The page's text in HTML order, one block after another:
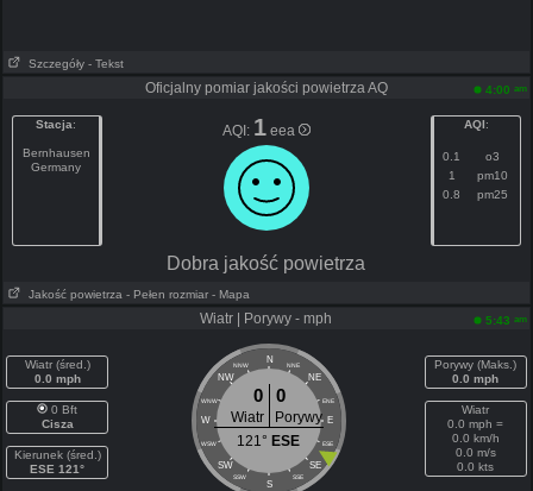
Szczegóły - Tekst
Oficjalny pomiar jakości powietrza AQ 4:00 am
Stacja:
Bernhausen
Germany
AQI: 1 eea AQI:
0.1
o3
1
pm10
0.8
pm25
Dobra jakość powietrza
Jakość powietrza - Pełen rozmiar - Mapa
Wiatr | Porywy - mph 5:43 am
Wiatr (śred.)
0.0 mph
0 Bft
Cisza
Kierunek (śred.)
ESE 121°
N
NNW NNE
NW NE
WNW ENE
W E
WSW ESE
SW SE
SSW SSE
S
0 0
Wiatr
Porywy
121° ESE
Porywy (Maks.)
0.0 mph
Wiatr
0.0 mph =
0.0 km/h
0.0 m/s
0.0 kts